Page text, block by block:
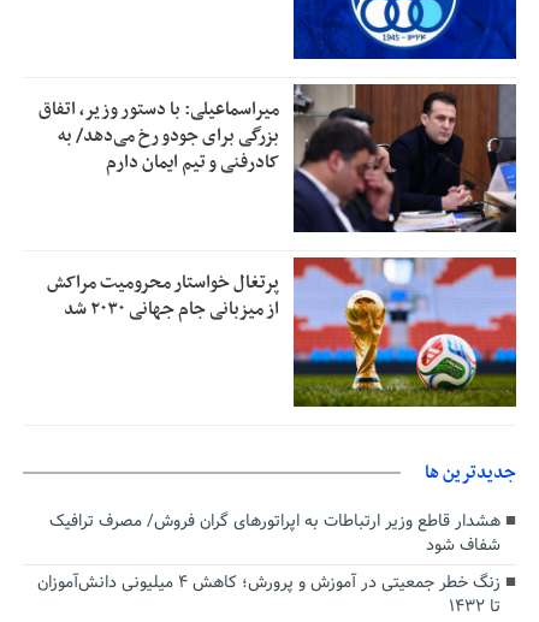
میراسماعیلی: با دستور وزیر، اتفاق
بزرگی برای جودو رخ می‌دهد/ به
کادرفنی و تیم ایمان دارم
پرتغال خواستار محرومیت مراکش
از میزبانی جام جهانی ۲۰۳۰ شد
جديدترين ها
هشدار قاطع وزیر ارتباطات به اپراتورهای گران فروش/ مصرف ترافیک
شفاف شود
زنگ خطر جمعیتی در آموزش و پرورش؛ کاهش ۴ میلیونی دانش‌آموزان
تا ۱۴۳۲